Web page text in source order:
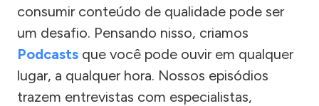
consumir conteúdo de qualidade pode ser
um desafio. Pensando nisso, criamos
Podcasts que você pode ouvir em qualquer
lugar, a qualquer hora. Nossos episódios
trazem entrevistas com especialistas,